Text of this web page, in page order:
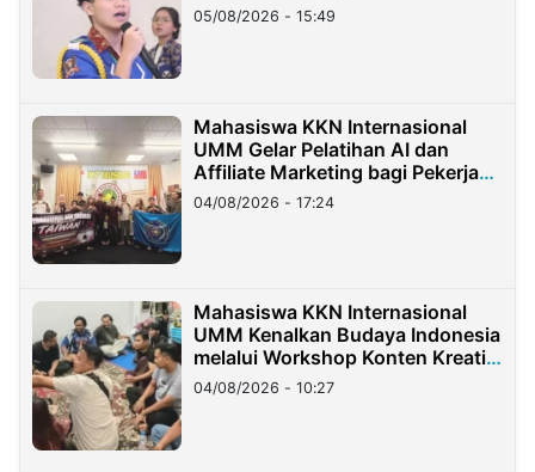
05/08/2026 - 15:49
Mahasiswa KKN Internasional
UMM Gelar Pelatihan AI dan
Affiliate Marketing bagi Pekerja
Migran Indonesia di Taiwan
04/08/2026 - 17:24
Mahasiswa KKN Internasional
UMM Kenalkan Budaya Indonesia
melalui Workshop Konten Kreatif
di Taiwan
04/08/2026 - 10:27